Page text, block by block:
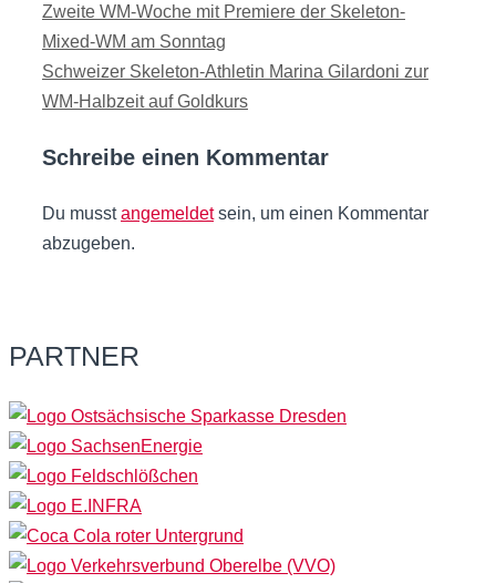
Zweite WM-Woche mit Premiere der Skeleton-
Mixed-WM am Sonntag
Schweizer Skeleton-Athletin Marina Gilardoni zur
WM-Halbzeit auf Goldkurs
Schreibe einen Kommentar
Du musstangemeldetsein, um einen Kommentar
abzugeben.
PARTNER